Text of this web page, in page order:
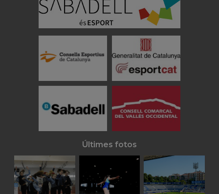
Últimes fotos